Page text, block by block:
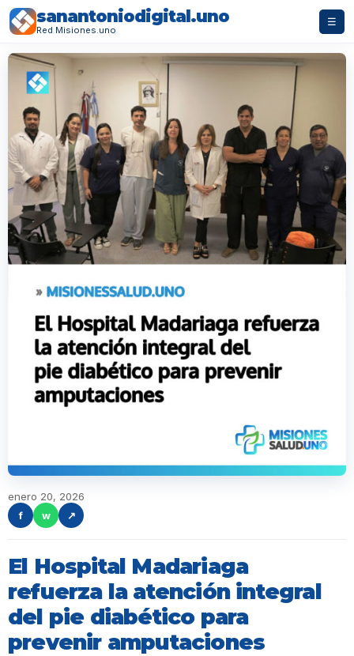
sanantoniodigital.uno
Red Misiones.uno
☰
enero 20, 2026
f
w ↗
El Hospital Madariaga
refuerza la atención integral
del pie diabético para
prevenir amputaciones